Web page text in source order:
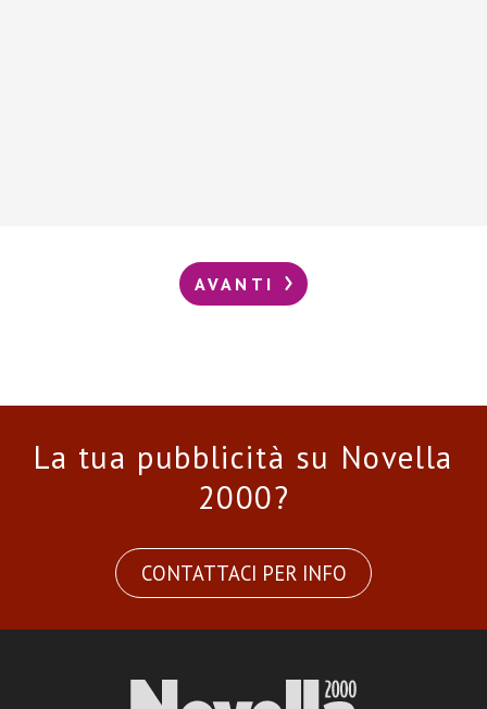
AVANTI
La tua pubblicità su Novella
2000?
CONTATTACI PER INFO